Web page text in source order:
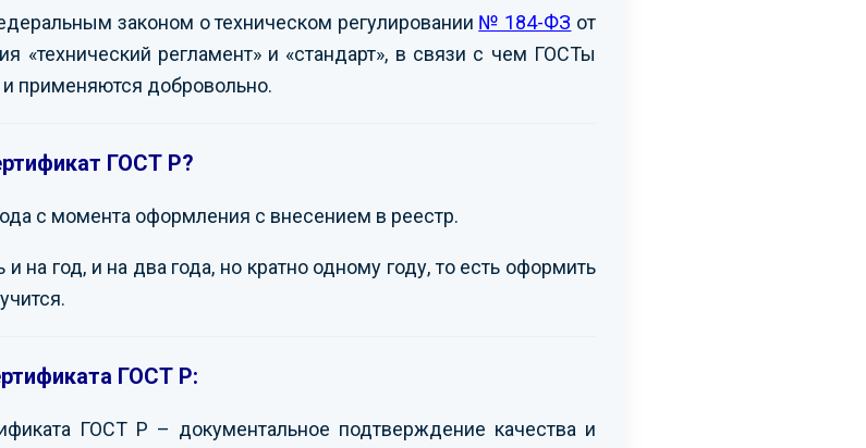
законом о техническом регулировании № 184-ФЗ от
«технический регламент» и «стандарт», в связи с чем ГОСТы
и применяются добровольно.
ГОСТ Р?
с момента оформления с внесением в реестр.
на год, и на два года, но кратно одному году, то есть оформить
ГОСТ Р:
ГОСТ Р – документальное подтверждение качества и